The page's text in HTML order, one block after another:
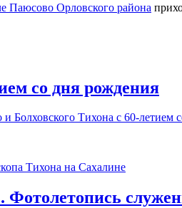
Паюсово Орловского района
со дня рождения
Болховского Тихона с 60-летием